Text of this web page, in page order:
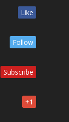
Like
Follow
Subscribe
+1